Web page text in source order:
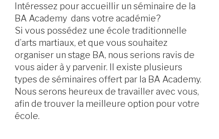
Intéressez pour accueillir un séminaire de la
BA Academy dans votre académie?
Si vous possédez une école traditionnelle
d’arts martiaux, et que vous souhaitez
organiser un stage BA, nous serions ravis de
vous aider à y parvenir. Il existe plusieurs
types de séminaires offert par la BA Academy.
Nous serons heureux de travailler avec vous,
afin de trouver la meilleure option pour votre
école.